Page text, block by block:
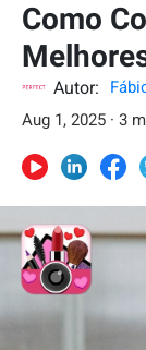
Como
Autor:
Aug 1, 2025 · 3